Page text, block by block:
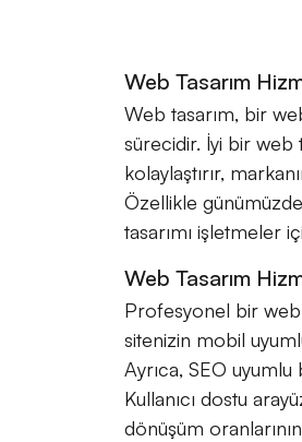
Web Tasarım
Web tasarım, bir
sürecidir. İyi bir web
kolaylaştırır,
Özellikle
tasarımı işletmeler
Web Tasarım
Profesyonel bir web
sitenizin mobil
Ayrıca, SEO
Kullanıcı dostu
dönüşüm